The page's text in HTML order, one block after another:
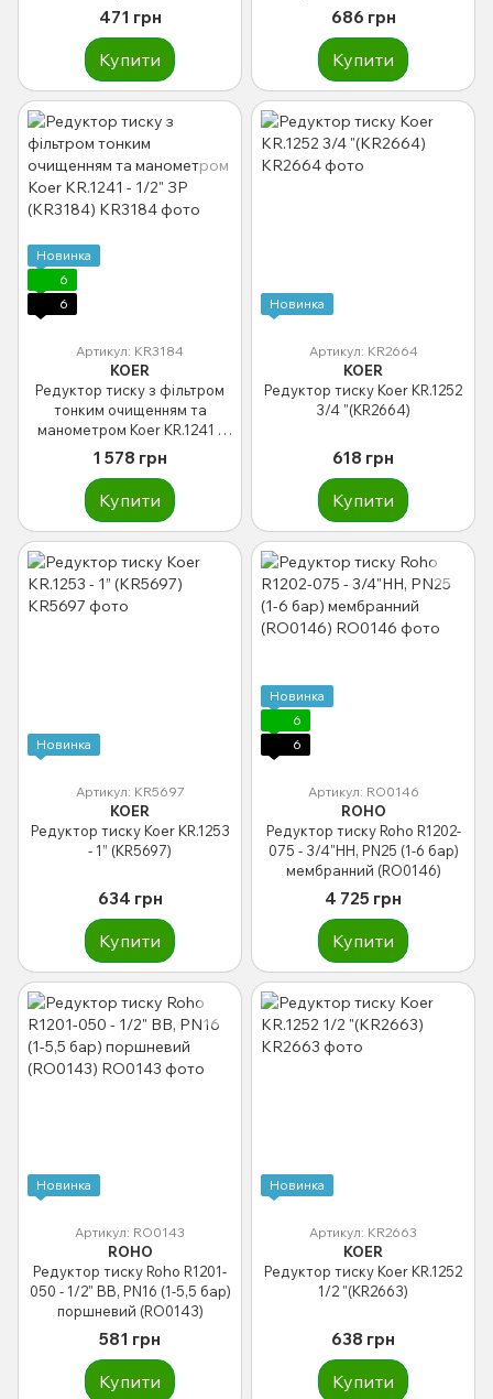
471 грн
Купити
686 грн
Купити
Новинка
6
6
Артикул: KR3184
KOER
Редуктор тиску з фільтром
тонким очищенням та
манометром Koer KR.1241 -
1/2" ЗР (KR3184)
1 578 грн
Купити
Новинка
Артикул: KR2664
KOER
Редуктор тиску Koer KR.1252
3/4 "(KR2664)
618 грн
Купити
Новинка
Артикул: KR5697
KOER
Редуктор тиску Koer KR.1253
- 1” (KR5697)
634 грн
Купити
Новинка
6
6
Артикул: RO0146
ROHO
Редуктор тиску Roho R1202-
075 - 3/4"НН, PN25 (1-6 бар)
мембранний (RO0146)
4 725 грн
Купити
Новинка
Артикул: RO0143
ROHO
Редуктор тиску Roho R1201-
050 - 1/2" ВВ, PN16 (1-5,5 бар)
поршневий (RO0143)
581 грн
Купити
Новинка
Артикул: KR2663
KOER
Редуктор тиску Koer KR.1252
1/2 "(KR2663)
638 грн
Купити